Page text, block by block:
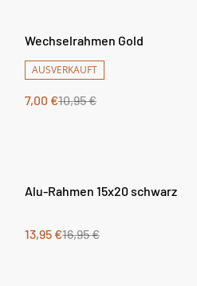
%
Wechselrahmen Gold
AUSVERKAUFT
7,00 €10,95 €
%
Alu-Rahmen 15x20 schwarz
13,95 €16,95 €